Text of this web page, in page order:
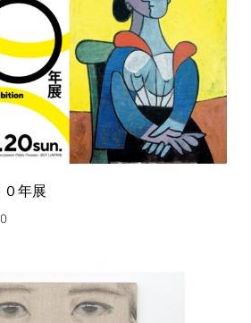
０年展